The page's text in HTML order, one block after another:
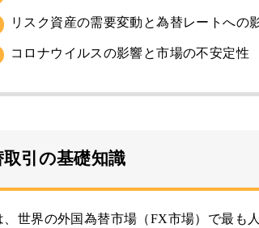
リスク資産の需要変動と為替レートへの
コロナウイルスの影響と市場の不安定性
取引の基礎知識
、世界の外国為替市場（FX市場）で最も